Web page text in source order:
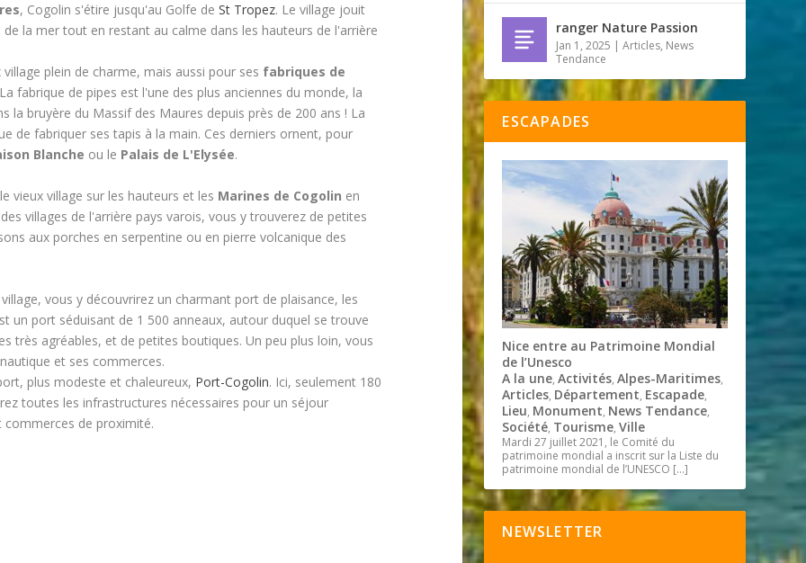
, Cogolin s'étire jusqu'au Golfe de St Tropez. Le village jouit
la mer tout en restant au calme dans les hauteurs de l'arrière
plein de charme, mais aussi pour ses fabriques de
fabrique de pipes est l'une des plus anciennes du monde, la
la bruyère du Massif des Maures depuis près de 200 ans ! La
de fabriquer ses tapis à la main. Ces derniers ornent, pour
Blanche ou le Palais de L'Elysée.
vieux village sur les hauteurs et les Marines de Cogolin en
villages de l'arrière pays varois, vous y trouverez de petites
aux porches en serpentine ou en pierre volcanique des
vous y découvrirez un charmant port de plaisance, les
un port séduisant de 1 500 anneaux, autour duquel se trouve
très agréables, et de petites boutiques. Un peu plus loin, vous
et ses commerces.
plus modeste et chaleureux, Port-Cogolin. Ici, seulement 180
toutes les infrastructures nécessaires pour un séjour
de proximité.
ranger Nature Passion
Jan 1, 2025 |Articles, News
Tendance
ESCAPADES
Nice entre au Patrimoine Mondial
de l’Unesco
A la une,Activités,Alpes-Maritimes,
Articles, Département, Escapade,
Lieu, Monument, News Tendance,
Société, Tourisme,Ville
Mardi 27 juillet 2021, le Comité du
patrimoine mondial a inscrit sur la Liste du
patrimoine mondial de l’UNESCO […]
NEWSLETTER